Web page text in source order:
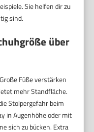
Sie helfen dir zu
sind.
über
Füße verstärken
mehr Standfläche.
Stolpergefahr beim
in Augenhöhe oder mit
sich zu bücken. Extra